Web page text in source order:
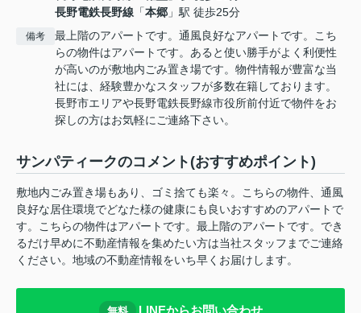
長野電鉄長野線 「本郷 」駅 徒歩25分
備考
最上階のアパートです。通風良好なアパートです。こち
らの物件はアパートです。あると使い勝手がよく利便性
が高いのが敷地内ごみ置き場です。物件情報が豊富な当
社には、経験豊かなスタッフが多数在籍しております。
長野市エリアや長野電鉄長野線市役所前付近で物件をお
探しの方はお気軽にご連絡下さい。
サンパティークのコメント(おすすめポイント)
敷地内ごみ置き場もあり、ゴミ捨ても楽々。こちらの物件、通風
良好な居住環境でどなた様の健康にも良いおすすめのアパートで
す。こちらの物件はアパートです。最上階のアパートです。でき
るだけ早めに不動産情報を集めたい方は当社スタッフまでご連絡
ください。地域の不動産情報をいち早くお届けします。
LINEからお問い合わせ